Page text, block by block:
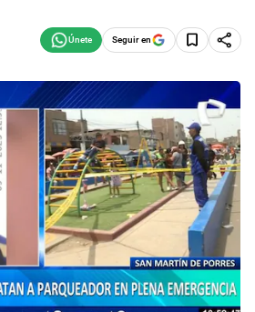
Seguir en